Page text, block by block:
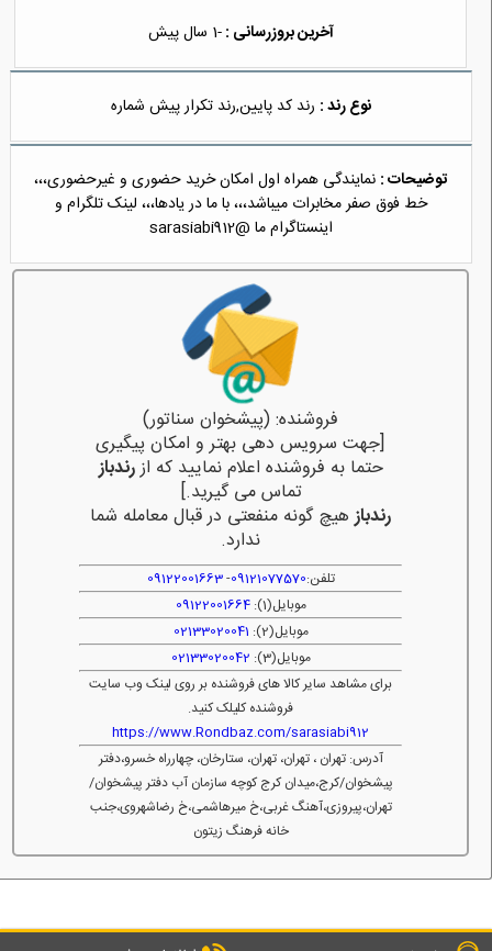
آخرین بروزرسانی :-1 سال پیش
نوع رند : رند کد پایین,رند تکرار پیش شماره
توضیحات : نمایندگی همراه اول امکان خرید حضوری و غیرحضوری،،،
خط فوق صفر مخابرات میباشد،،، با ما در یادها،،، لینک تلگرام و
اینستاگرام ما @sarasiabi912
فروشنده: (پیشخوان سناتور)
[جهت سرویس دهی بهتر و امکان پیگیری
حتما به فروشنده اعلام نمایید که ازرندباز
تماس می گیرید.]
رندبازهیچ گونه منفعتی در قبال معامله شما
ندارد.
تلفن:09121077570
-
09122001663
موبایل(1):
09122001664
موبایل(2):
02133020041
موبایل(3):
02133020042
برای مشاهد سایر کالا های فروشنده بر روی لینک وب سایت
فروشنده کلیلک کنید.
https://www.Rondbaz.com/sarasiabi912
آدرس: تهران ، تهران، تهران، ستارخان، چهارراه خسرو،دفتر
پیشخوان/کرج،میدان کرج کوچه سازمان آب دفتر پیشخوان/
تهران،پیروزی،آهنگ غربی،خ میرهاشمی،خ رضاشهروی،جنب
خانه فرهنگ زیتون